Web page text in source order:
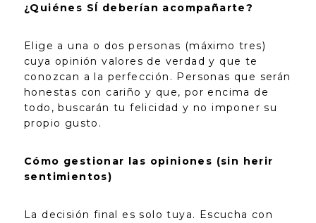
¿Quiénes SÍ deberían acompañarte?
Elige a una o dos personas (máximo tres)
cuya opinión valores de verdad y que te
conozcan a la perfección. Personas que serán
honestas con cariño y que, por encima de
todo, buscarán tu felicidad y no imponer su
propio gusto.
Cómo gestionar las opiniones (sin herir
sentimientos)
La decisión final es solo tuya. Escucha con